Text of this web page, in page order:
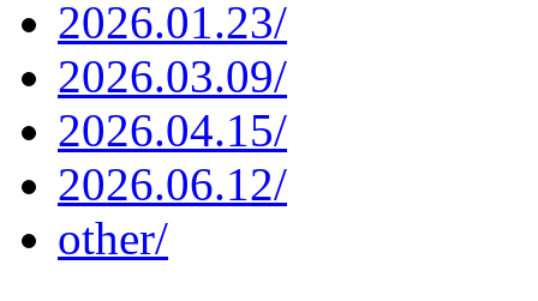
2026.01.23/
2026.03.09/
2026.04.15/
2026.06.12/
other/